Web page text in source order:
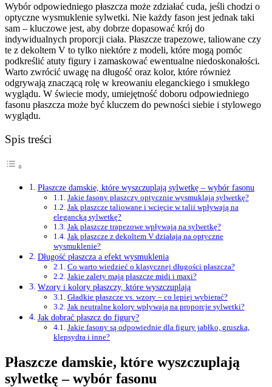
Wybór odpowiedniego płaszcza może zdziałać cuda, jeśli chodzi o
optyczne wysmuklenie sylwetki. Nie każdy fason jest jednak taki
sam – kluczowe jest, aby dobrze dopasować krój do
indywidualnych proporcji ciała. Płaszcze trapezowe, taliowane czy
te z dekoltem V to tylko niektóre z modeli, które mogą pomóc
podkreślić atuty figury i zamaskować ewentualne niedoskonałości.
Warto zwrócić uwagę na długość oraz kolor, które również
odgrywają znaczącą rolę w kreowaniu eleganckiego i smukłego
wyglądu. W świecie mody, umiejętność doboru odpowiedniego
fasonu płaszcza może być kluczem do pewności siebie i stylowego
wyglądu.
Spis treści
Płaszcze damskie, które wyszczuplają sylwetkę – wybór fasonu
Jakie fasony płaszczy optycznie wysmuklają sylwetkę?
Jak płaszcze taliowane i wcięcie w talii wpływają na
elegancką sylwetkę?
Jak płaszcze trapezowe wpływają na sylwetkę?
Jak płaszcze z dekoltem V działają na optyczne
wysmuklenie?
Długość płaszcza a efekt wysmuklenia
Co warto wiedzieć o klasycznej długości płaszcza?
Jakie zalety mają płaszcze midi i maxi?
Wzory i kolory płaszczy, które wyszczuplają
Gładkie płaszcze vs. wzory – co lepiej wybierać?
Jak neutralne kolory wpływają na proporcje sylwetki?
Jak dobrać płaszcz do figury?
Jakie fasony są odpowiednie dla figury jabłko, gruszka,
klepsydra i inne?
Płaszcze damskie, które wyszczuplają
sylwetkę – wybór fasonu